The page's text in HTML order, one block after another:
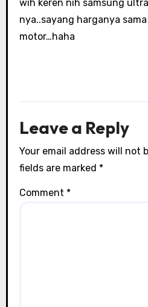
wih keren nih samsung
nya..sayang harganya
motor…haha
Leave a Reply
Your email address will not
fields are marked *
Comment *